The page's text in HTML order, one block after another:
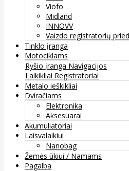
Viofo
Midland
INNOVV
Vaizdo registratorių
Tinklo įranga
Motociklams
Ryšio įranga Navigacijos
Laikikliai Registratoriai
Metalo ieškikliai
Dviračiams
Elektronika
Aksesuarai
Akumuliatoriai
Laisvalaikiui
Nanobag
Žemės ūkiui / Namams
Pagalba